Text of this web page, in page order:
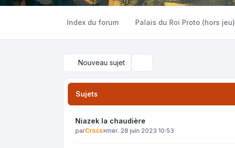
Index du forum Palais du Roi Proto (hors jeu)
Nouveau sujet
Sujets
Niazek la chaudière
parCrocs»mer. 28 juin 2023 10:53